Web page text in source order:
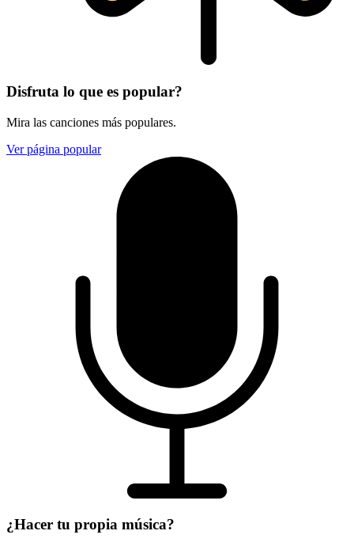
Disfruta lo que es popular?
Mira las canciones más populares.
Ver página popular
¿Hacer tu propia música?